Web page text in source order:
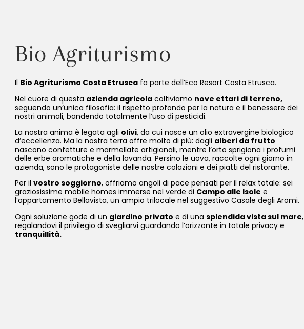
Bio Agriturismo
Il Bio Agriturismo Costa Etruscafa parte dell’Eco Resort Costa Etrusca.
Nel cuore di questa azienda agricolacoltiviamo nove ettari di terreno,
seguendo un’unica filosofia: il rispetto profondo per la natura e il benessere dei
nostri animali, bandendo totalmente l’uso di pesticidi.
​La nostra anima è legata agli olivi, da cui nasce un olio extravergine biologico
d’eccellenza. Ma la nostra terra offre molto di più: dagli alberi da frutto
nascono confetture e marmellate artigianali, mentre l’orto sprigiona i profumi
delle erbe aromatiche e della lavanda. Persino le uova, raccolte ogni giorno in
azienda, sono le protagoniste delle nostre colazioni e dei piatti del ristorante.
​Per il vostro soggiorno, offriamo angoli di pace pensati per il relax totale: sei
graziosissime mobile homes immerse nel verde di Campo alle Isole e
l’appartamento Bellavista, un ampio trilocale nel suggestivo Casale degli Aromi.
​Ogni soluzione gode di un giardino privato e di una splendida vista sul mare,
regalandovi il privilegio di svegliarvi guardando l’orizzonte in totale privacy e
tranquillità.